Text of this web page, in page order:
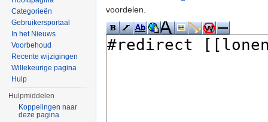
voordelen.
Categorieën
Gebruikersportaal
In het Nieuws
Voorbehoud
Recente wijzigingen
Willekeurige pagina
Hulp
Hulpmiddelen
Koppelingen naar
deze pagina